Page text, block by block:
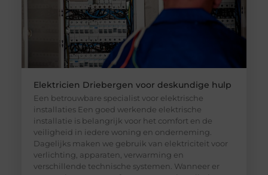
Elektricien Driebergen voor deskundige hulp
Een betrouwbare specialist voor elektrische
installaties Een goed werkende elektrische
installatie is belangrijk voor het comfort en de
veiligheid in iedere woning en onderneming.
Dagelijks maken we gebruik van elektriciteit voor
verlichting, apparaten, verwarming en
verschillende technische systemen. Wanneer er